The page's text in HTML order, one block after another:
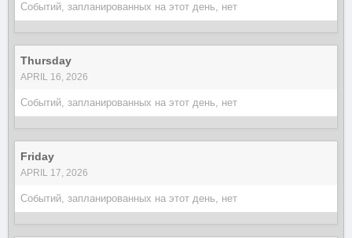
Событий, запланированных на этот день, нет
Thursday
APRIL 16, 2026
Событий, запланированных на этот день, нет
Friday
APRIL 17, 2026
Событий, запланированных на этот день, нет